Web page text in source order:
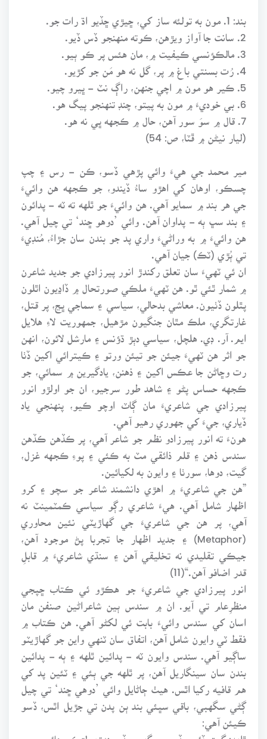
2. سانت جا آواز ويڙهن، ڪوته منهنجو ڏس ڏيو.
3. مالڪؤنسي ڪيفيت ۾، مان هئس پر ڪو ٻيو.
4. رُت بسنتي باغ ۾ پر، گل نه هو مَن جو کڙيو.
5. ڪير هو مون ۾ اچي جنهن، راڳ نٽ - ڀيرو چيو.
6. بي خوديءَ ۾ مون به پيتو، چنڊ تنهنجو پيگ هو.
7. قال ۾ سوَ سور آهن، حال ۾ ڪجهه ڀي نه هو.
(ليار نيڻن ۾ ڦٽا، ص: 54)
مير محمد جي هيءَ وائي پڙهي ڏسو، ڪن - رس ۽ چپ
چسڪو، اوهان کي اهڙو ساءُ ڏيندو، جو ڪجهه هن وائيءَ
جي هر بند ۾ سمايو آهي. هن وائيءَ جو ٿلهه ته ٽه - پدائون
۽ بند سڀ ٻه - پداوان آهن. وائي ’دوهو ڇند‘ تي چيل آهي.
هن وائيءَ ۾ به وراڻيءَ واري پد جو بندن سان جڙاءُ، مُنڊيءَ
تي ٻُڙي (ٽڪ) جيان آهي.
ان ئي ٽهيءَ سان تعلق رکندڙ انور پيرزادي جو جديد شاعرن
۾ شمار ٿئي ٿو. هن ٽهيءَ ملڪي صورتحال ۾ ڏاڍيون اٿلون
پٿلون ڏٺيون. معاشي بدحالي، سياسي ۽ سماجي ڀڃ، پر قتل،
غارتگري، ملڪ مٿان جنگيون مڙهيل، جمهوريت لاءِ هلايل
ايم. آر. ڊي. هلچل، سياسي دٻڙ ڌؤنس ۽ مارشل لائون، انهن
جو اثر هن ٽهيءَ جيئن جو تيئن ورتو ۽ ڪيترائي اکين ڏٺا
رت وڇاڻن جا عڪس اکين ۽ ذهنن، يادگيرين ۾ سمائي، جو
ڪجهه حساس پڻو ۽ شاهد طور سرجيو، ان جو اولڙو انور
پيرزادي جي شاعريءَ مان ڳاٽ اوچو ڪيو، پنهنجي ياد
ڏياري، جيءَ کي جهوري رهيو آهي.
هونءَ ته انور پيرزادو نظم جو شاعر آهي، پر ڪڏهن ڪڏهن
سندس ذهن ۽ قلم ذائقي مٽ به ڪئي ۽ پوءِ ڪجهه غزل،
گيت، دوها، سورٺا ۽ وايون به لکيائين.
”هن جي شاعريءَ ۾ اهڙي دانشمند شاعر جو سچو ۽ کرو
اظهار شامل آهي. هيءَ شاعري رڳو سياسي ڪمٽمينٽ نه
آهي، پر هن جي شاعريءَ جي گهاڙيٽي نئين محاوري
(Metaphor) ۽ جديد اظهار جا تجربا پڻ موجود آهن،
جيڪي تقليدي نه تخليقي آهن ۽ سنڌي شاعريءَ ۾ قابلِ
قدر اضافو آهن.“(11)
انور پيرزادي جي شاعريءَ جو هڪڙو ئي ڪتاب ڇپجي
منظرِعام تي آيو. ان ۾ سندس ٻين شاعراڻين صنفن مان
اسان کي سندس وائيءَ بابت ئي لکڻو آهي. هن ڪتاب ۾
فقط ٽي وايون شامل آهن، اتفاق سان ٽنهي واين جو گهاڙيٽو
ساڳيو آهي. سندس وايون ٽه - پدائين ٿلهه ۽ ٻه - پدائين
بندن سان سينگاريل آهن، پر ٿلهه جي ٻئي ۽ ٽئين پد کي
هم قافيه رکيا اٿس. هيٺ ڄاڻايل وائي ’دوهي ڇند‘ تي چيل
ڳڻي سگهبي، باقي سڀئي بند ٻن پدن تي جڙيل اٿس، ڏسو
ڪيئن آهي:
ٿلهه: ڳيت ڏئي ڇڏ، سور ڳهي ڇڏ، جندڙي لڙڪ وهائي،